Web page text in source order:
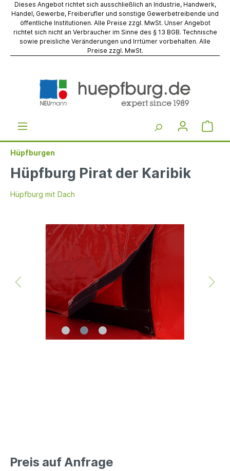
Dieses Angebot richtet sich ausschließlich an Industrie, Handwerk,
Handel, Gewerbe, Freiberufler und sonstige Gewerbetreibende und
öffentliche Institutionen. Alle Preise zzgl. MwSt. Unser Angebot
richtet sich nicht an Verbraucher im Sinne des § 13 BGB. Technische
sowie preisliche Veränderungen und Irrtümer vorbehalten. Alle
Preise zzgl. MwSt.
Hüpfburgen
Hüpfburg Pirat der Karibik
Hüpfburg mit Dach
Preis auf Anfrage